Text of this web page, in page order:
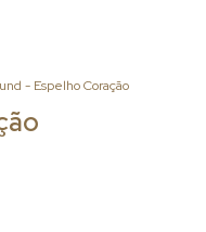
- Espelho Coração